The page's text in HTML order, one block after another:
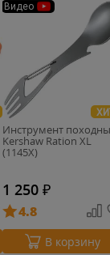
Видео
Инструмент
Kershaw Ration XL
(1145X)
1 250 ₽
4.8
В корзину